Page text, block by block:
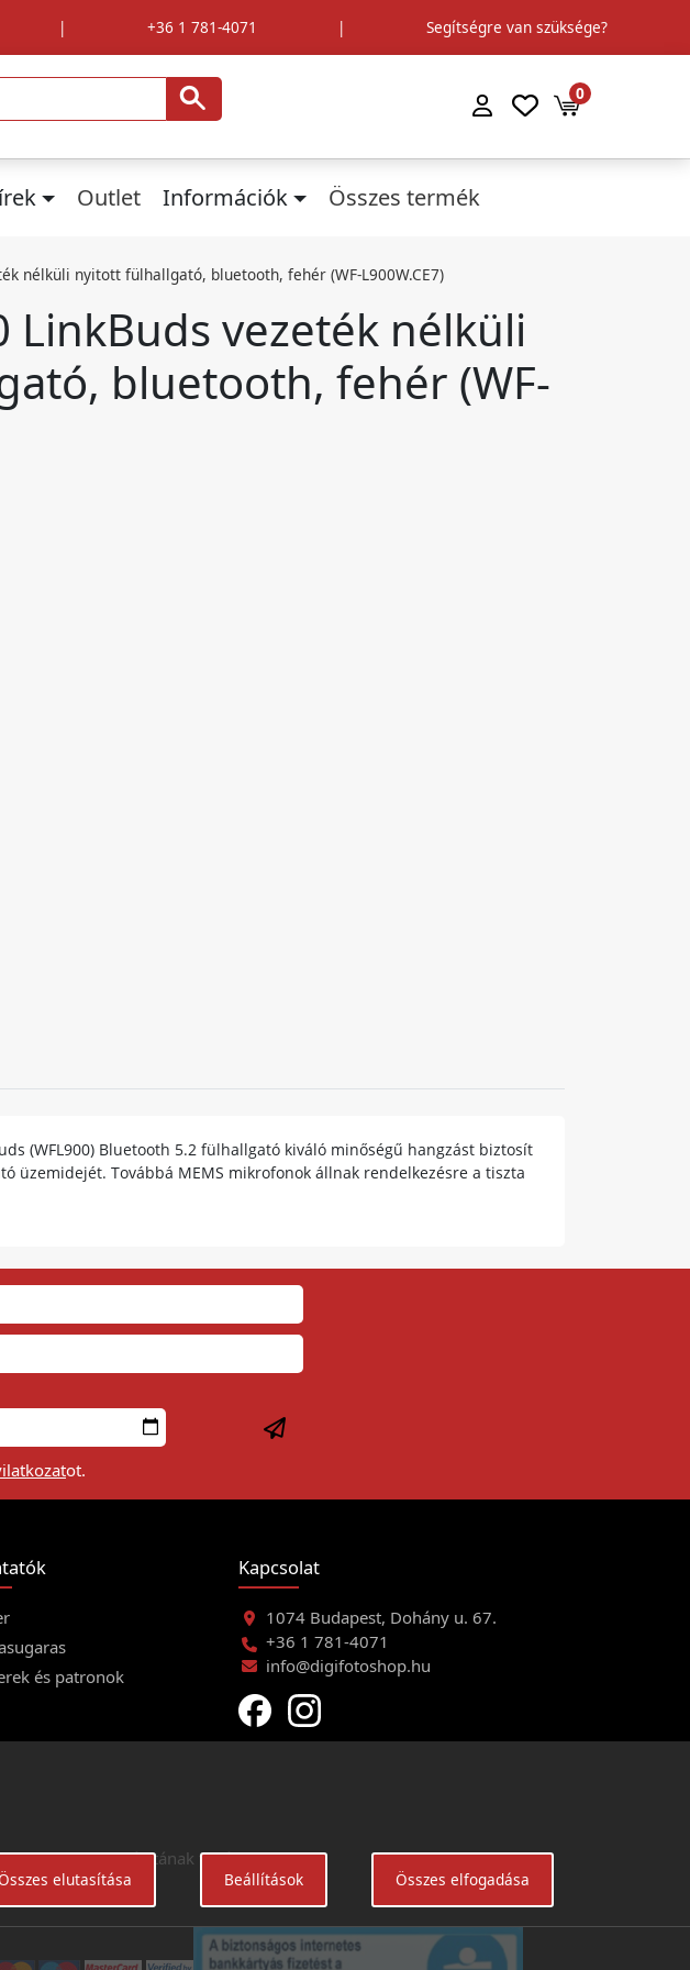
| +36 1 781-4071 | Segítségre van szüksége?
0
Outlet Információk Összes termék
nélküli nyitott fülhallgató, bluetooth, fehér (WF-L900W.CE7)
LinkBuds vezeték nélküli
bluetooth, fehér (WF-
(WFL900) Bluetooth 5.2 fülhallgató kiváló minőségű hangzást biztosít
üzemidejét. Továbbá MEMS mikrofonok állnak rendelkezésre a tiszta
ot.
és patronok
Kapcsolat
1074 Budapest, Dohány u. 67.
+36 1 781-4071
info@digifotoshop.hu
weboldal használatának feltételei
elutasítása Beállítások Összes elfogadása